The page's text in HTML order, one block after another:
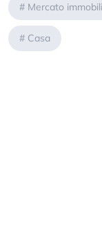
# Mercato
# Casa